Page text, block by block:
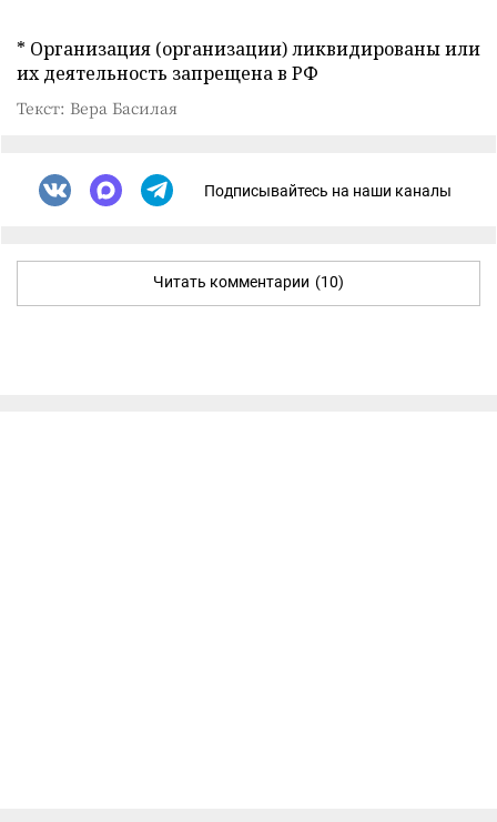
* Организация (организации) ликвидированы или
их деятельность запрещена в РФ
Текст: Вера Басилая
Подписывайтесь на наши каналы
Читать комментарии (10)